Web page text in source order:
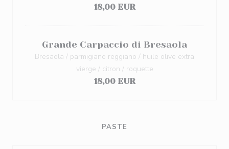
18,00 EUR
Grande Carpaccio di Bresaola
Bresaola / parmigiano reggiano / huile olive extra
vierge / citron / roquette
18,00 EUR
PASTE